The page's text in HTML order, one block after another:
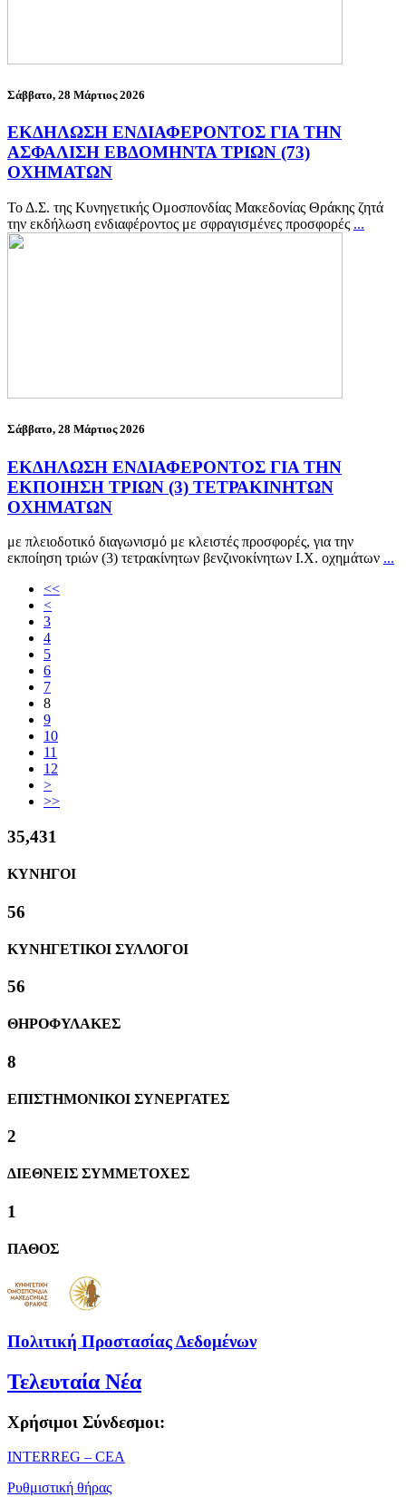
Σάββατο, 28 Μάρτιος 2026
ΕΚΔΗΛΩΣΗ ΕΝΔΙΑΦΕΡΟΝΤΟΣ ΓΙΑ THN
ΑΣΦΑΛΙΣΗ ΕΒΔΟΜΗΝΤΑ ΤΡΙΩΝ (73)
ΟΧΗΜΑΤΩΝ
Το Δ.Σ. της Κυνηγετικής Ομοσπονδίας Μακεδονίας Θράκης ζητά
την εκδήλωση ενδιαφέροντος με σφραγισμένες προσφορές ...
Σάββατο, 28 Μάρτιος 2026
ΕΚΔΗΛΩΣΗ ΕΝΔΙΑΦΕΡΟΝΤΟΣ ΓΙΑ ΤΗΝ
ΕΚΠΟΙΗΣΗ ΤΡΙΩΝ (3) ΤΕΤΡΑΚΙΝΗΤΩΝ
ΟΧΗΜΑΤΩΝ
με πλειοδοτικό διαγωνισμό με κλειστές προσφορές, για την
εκποίηση τριών (3) τετρακίνητων βενζινοκίνητων Ι.Χ. οχημάτων ...
<<
<
3
4
5
6
7
8
9
10
11
12
>
>>
38,312
ΚΥΝΗΓΟΙ
61
ΚΥΝΗΓΕΤΙΚΟΙ ΣΥΛΛΟΓΟΙ
61
ΘΗΡΟΦΥΛΑΚΕΣ
8
ΕΠΙΣΤΗΜΟΝΙΚΟΙ ΣΥΝΕΡΓΑΤΕΣ
2
ΔΙΕΘΝΕΙΣ ΣΥΜΜΕΤΟΧΕΣ
1
ΠΑΘΟΣ
Πολιτική Προστασίας Δεδομένων
Τελευταία Νέα
Χρήσιμοι Σύνδεσμοι:
ΙΝΤΕRREG – CEA
Ρυθμιστική θήρας